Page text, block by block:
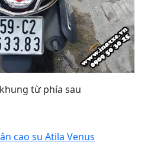
từ phía sau
cao su Atila Venus